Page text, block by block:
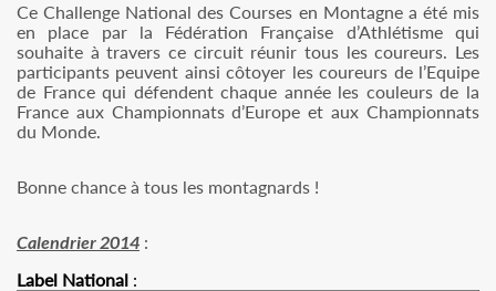
Ce Challenge National des Courses en Montagne a été mis
en place par la Fédération Française d’Athlétisme qui
souhaite à travers ce circuit réunir tous les coureurs. Les
participants peuvent ainsi côtoyer les coureurs de l’Equipe
de France qui défendent chaque année les couleurs de la
France aux Championnats d’Europe et aux Championnats
du Monde.
Bonne chance à tous les montagnards !
Calendrier 2014 :
Label National :